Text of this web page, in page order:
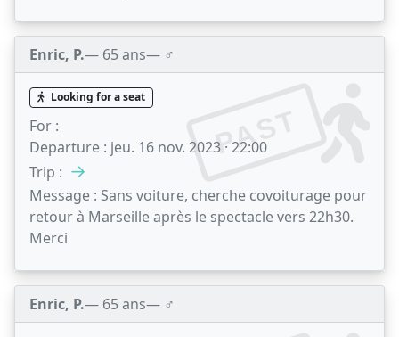
Enric, P.— 65 ans— ♂️
PAST
Looking for a seat
For :
Departure : jeu. 16 nov. 2023 · 22:00
Trip : →
Message : Sans voiture, cherche covoiturage pour
retour à Marseille après le spectacle vers 22h30.
Merci
Enric, P.— 65 ans— ♂️